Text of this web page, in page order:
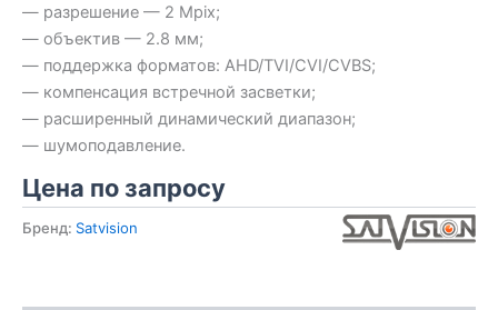
— разрешение — 2 Mpix;
— объектив — 2.8 мм;
— поддержка форматов: AHD/TVI/CVI/CVBS;
— компенсация встречной засветки;
— расширенный динамический диапазон;
— шумоподавление.
Цена по запросу
Бренд: Satvision